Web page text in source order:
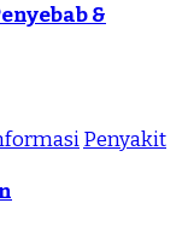
&
Penyakit